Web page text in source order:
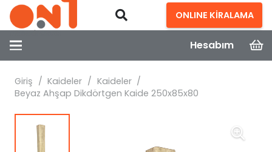
ONLINE KİRALAMA
Hesabım
Giriş / Kaideler / Kaideler /
Beyaz Ahşap Dikdörtgen Kaide 250x85x80